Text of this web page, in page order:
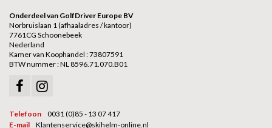
Onderdeel van GolfDriver Europe BV
Norbruislaan 1 (afhaaladres / kantoor)
7761CG Schoonebeek
Nederland
Kamer van Koophandel : 73807591
BTW nummer : NL 8596.71.070.B01
Telefoon
0031 (0)85 - 13 07 417
E-mail
Klantenservice@skihelm-online.nl